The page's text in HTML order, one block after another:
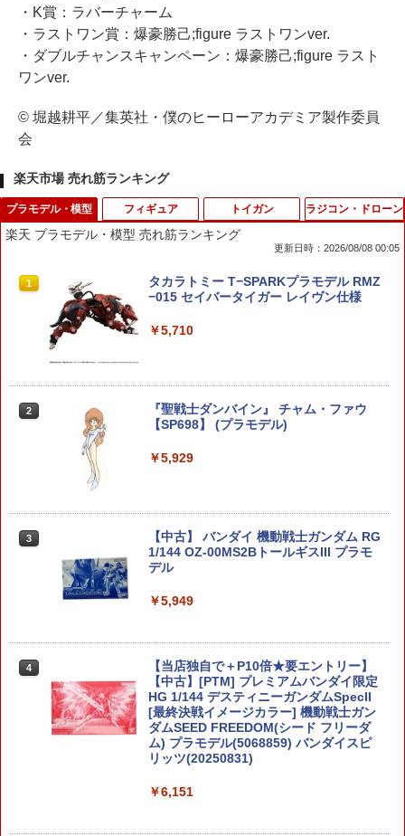
・K賞：ラバーチャーム
・ラストワン賞：爆豪勝己;figure ラストワンver.
・ダブルチャンスキャンペーン：爆豪勝己;figure ラスト
ワンver.
© 堀越耕平／集英社・僕のヒーローアカデミア製作委員
会
楽天市場 売れ筋ランキング
プラモデル・模型
楽天 プラモデル・模型 売れ筋ランキング
更新日時：2026/08/08 00:05
1
タカラトミー T−SPARKプラモデル RMZ
−015 セイバータイガー レイヴン仕様
￥5,710
2
『聖戦士ダンバイン』 チャム・ファウ
【SP698】 (プラモデル)
￥5,929
3
【中古】 バンダイ 機動戦士ガンダム RG
1/144 OZ-00MS2BトールギスIII プラモ
デル
￥5,949
4
【当店独自で＋P10倍★要エントリー】
【中古】[PTM] プレミアムバンダイ限定
HG 1/144 デスティニーガンダムSpecII
[最終決戦イメージカラー] 機動戦士ガン
ダムSEED FREEDOM(シード フリーダ
ム) プラモデル(5068859) バンダイスピ
リッツ(20250831)
￥6,151
フィギュア トイガン ラジコン・ドローン